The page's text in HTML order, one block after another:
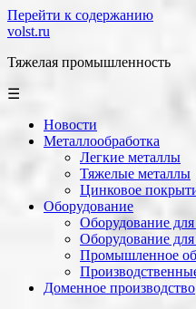
Перейти к содержанию
volst.ru
Тяжелая промышленность
☰
Новости
Металлообработка
Легкие металлы
Тяжелые металлы
Цинковое
Оборудование
Оборудование для
Оборудование
Промышленное
Доменное производство